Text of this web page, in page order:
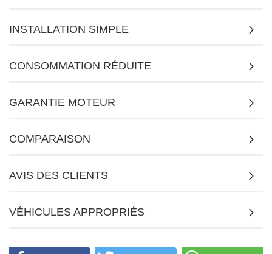
INSTALLATION SIMPLE
CONSOMMATION RÉDUITE
GARANTIE MOTEUR
COMPARAISON
AVIS DES CLIENTS
VÉHICULES APPROPRIÉS